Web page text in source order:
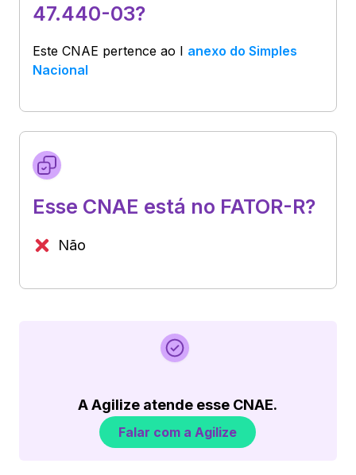
47.440-03?
Este CNAE pertence ao I anexo do Simples
Nacional
Esse CNAE está no FATOR-R?
Não
A Agilize atende esse CNAE.
Falar com a Agilize